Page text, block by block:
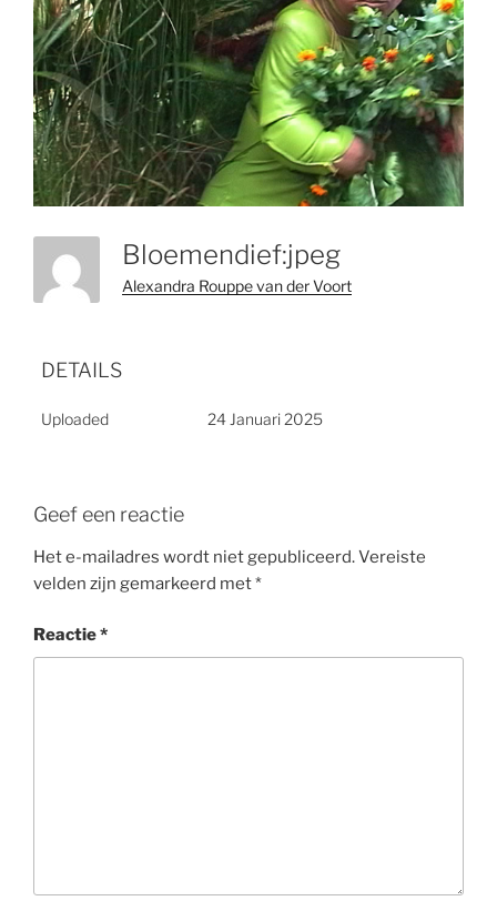
Bloemendief:jpeg
Alexandra Rouppe van der Voort
DETAILS
Uploaded 24 Januari 2025
Geef een reactie
Het e-mailadres wordt niet gepubliceerd.Vereiste
velden zijn gemarkeerd met*
Reactie*